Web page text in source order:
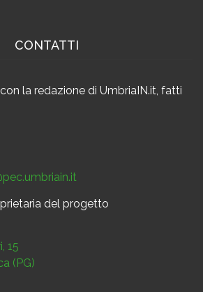
CONTATTI
con la redazione di UmbriaIN.it, fatti
del progetto
15
(PG)